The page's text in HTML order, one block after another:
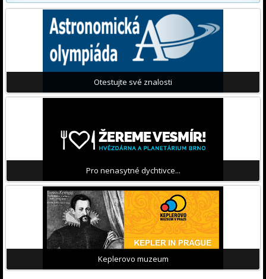
Otestujte své znalosti
Pro nenasytné dychtivce...
Keplerovo muzeum